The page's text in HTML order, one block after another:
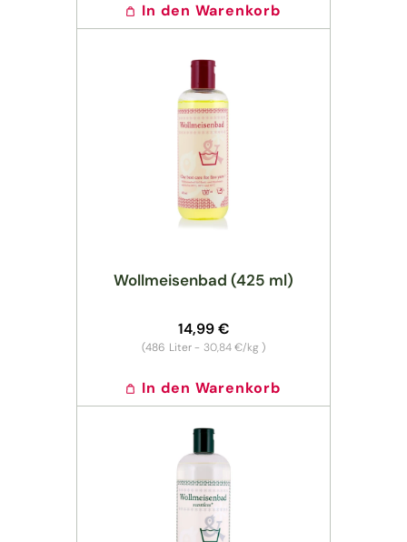
In den Warenkorb
Wollmeisenbad (425 ml)
Normaler
Preis
14,99 €
(486 Liter - Grundpreis
30,84 €/kg )
In den Warenkorb